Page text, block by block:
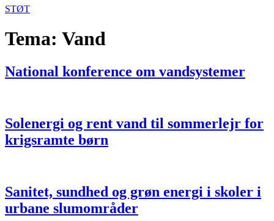
STØT
Tema: Vand
National konference om vandsystemer
Solenergi og rent vand til sommerlejr for
krigsramte børn
Sanitet, sundhed og grøn energi i skoler i
urbane slumområder